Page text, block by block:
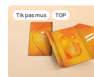
Tik pas mus TOP